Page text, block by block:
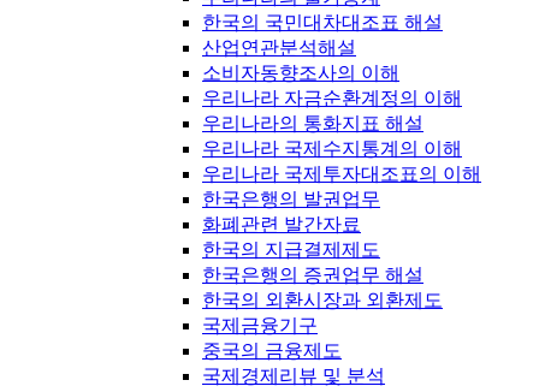
한국의 국민대차대조표 해설
산업연관분석해설
소비자동향조사의 이해
우리나라 자금순환계정의 이해
우리나라의 통화지표 해설
우리나라 국제수지통계의 이해
우리나라 국제투자대조표의 이해
한국은행의 발권업무
화폐관련 발간자료
한국의 지급결제제도
한국은행의 증권업무 해설
한국의 외환시장과 외환제도
국제금융기구
중국의 금융제도
국제경제리뷰 및 분석